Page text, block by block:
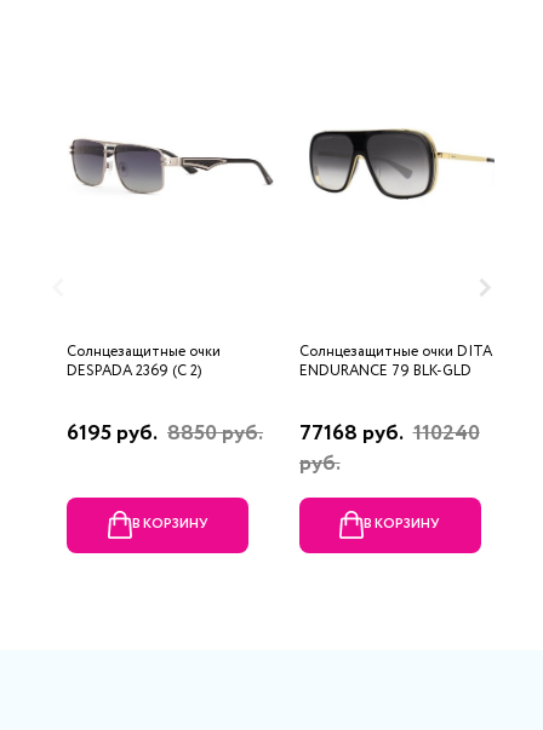
Солнцезащитные очки
DESPADA 2369 (C 2)
6195 руб. 8850 руб.
В КОРЗИНУ
Солнцезащитные очки DITA
ENDURANCE 79 BLK-GLD
77168 руб. 110240
руб.
В КОРЗИНУ